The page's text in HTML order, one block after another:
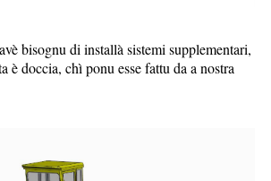
bisognu di installà sistemi supplementari,
è doccia, chì ponu esse fattu da a nostra